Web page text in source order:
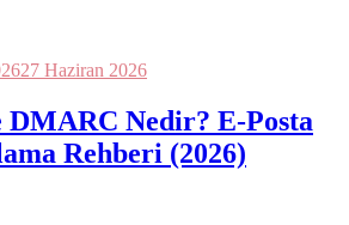
27 Haziran 2026
DMARC Nedir? E-Posta
Rehberi (2026)